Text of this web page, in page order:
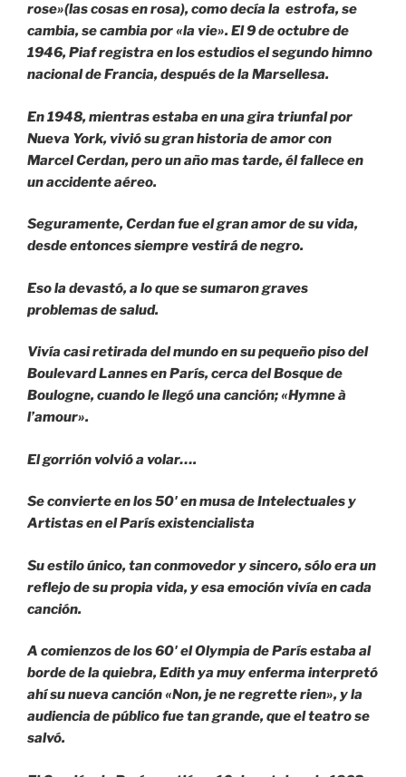
rose»(las cosas en rosa), como decía la estrofa, se
cambia, se cambia por «la vie». El 9 de octubre de
1946, Piaf registra en los estudios el segundo himno
nacional de Francia, después de la Marsellesa.
En 1948, mientras estaba en una gira triunfal por
Nueva York, vivió su gran historia de amor con
Marcel Cerdan, pero un año mas tarde, él fallece en
un accidente aéreo.
Seguramente, Cerdan fue el gran amor de su vida,
desde entonces siempre vestirá de negro.
Eso la devastó, a lo que se sumaron graves
problemas de salud.
Vivía casi retirada del mundo en su pequeño piso del
Boulevard Lannes en París, cerca del Bosque de
Boulogne, cuando le llegó una canción; «Hymne à
l’amour».
El gorrión volvió a volar….
Se convierte en los 50′ en musa de Intelectuales y
Artistas en el París existencialista
Su estilo único, tan conmovedor y sincero, sólo era un
reflejo de su propia vida, y esa emoción vivía en cada
canción.
A comienzos de los 60′ el Olympia de París estaba al
borde de la quiebra, Edith ya muy enferma interpretó
ahí su nueva canción «Non, je ne regrette rien», y la
audiencia de público fue tan grande, que el teatro se
salvó.